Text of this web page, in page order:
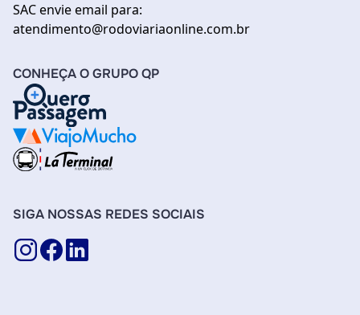
SAC envie email para:
atendimento@rodoviariaonline.com.br
CONHEÇA O GRUPO QP
SIGA NOSSAS REDES SOCIAIS